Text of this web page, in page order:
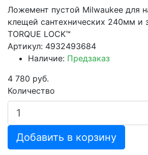
Ложемент пустой Milwaukee для
клещей сантехнических 240мм и
TORQUE LOCK™
Артикул: 4932493684
Наличие: Предзаказ
4 780 руб.
Количество
Добавить в корзину